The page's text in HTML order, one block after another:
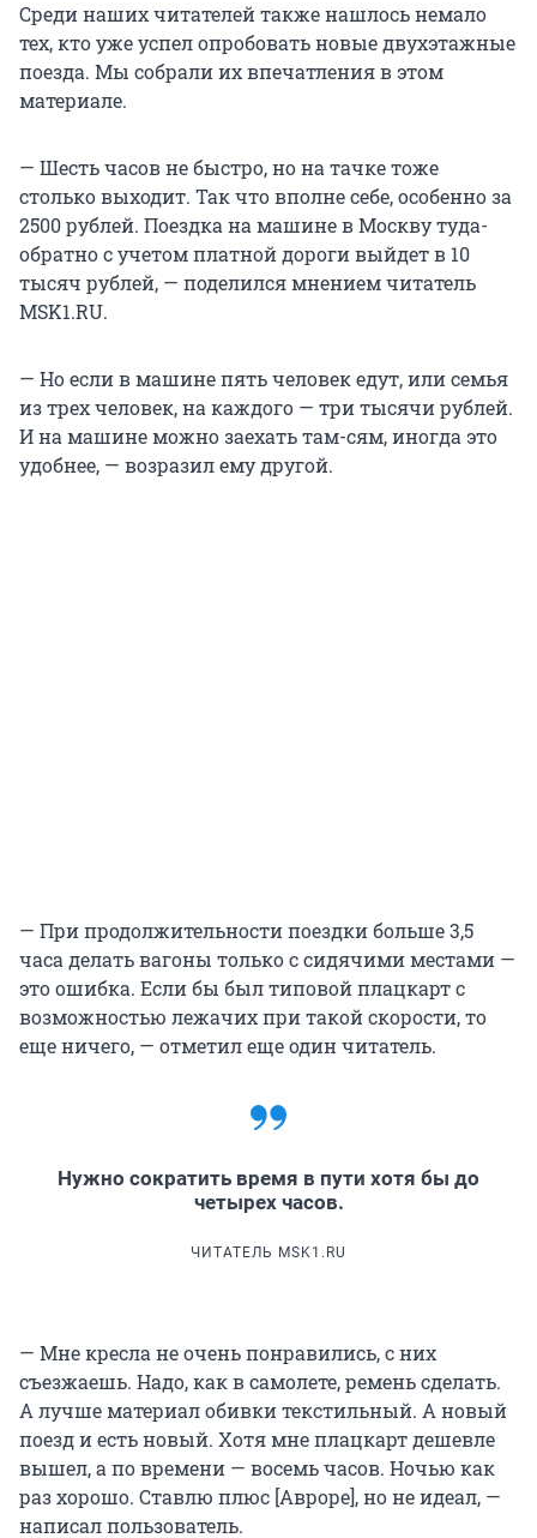
Среди наших читателей также нашлось немало
тех, кто уже успел опробовать новые двухэтажные
поезда. Мы собрали их впечатления в этом
материале.
— Шесть часов не быстро, но на тачке тоже
столько выходит. Так что вполне себе, особенно за
2500 рублей. Поездка на машине в Москву туда-
обратно с учетом платной дороги выйдет в 10
тысяч рублей, — поделился мнением читатель
MSK1.RU.
— Но если в машине пять человек едут, или семья
из трех человек, на каждого — три тысячи рублей.
И на машине можно заехать там-сям, иногда это
удобнее, — возразил ему другой.
— При продолжительности поездки больше 3,5
часа делать вагоны только с сидячими местами —
это ошибка. Если бы был типовой плацкарт с
возможностью лежачих при такой скорости, то
еще ничего, — отметил еще один читатель.
Нужно сократить время в пути хотя бы до
четырех часов.
ЧИТАТЕЛЬ MSK1.RU
— Мне кресла не очень понравились, с них
съезжаешь. Надо, как в самолете, ремень сделать.
А лучше материал обивки текстильный. А новый
поезд и есть новый. Хотя мне плацкарт дешевле
вышел, а по времени — восемь часов. Ночью как
раз хорошо. Ставлю плюс [Авроре], но не идеал, —
написал пользователь.